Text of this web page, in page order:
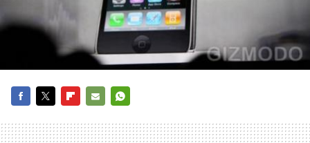
MAIL